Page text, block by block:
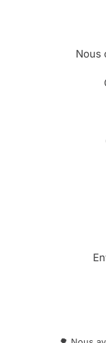
Nous